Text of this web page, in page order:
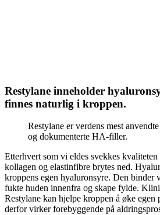
Restylane inneholder
finnes naturlig i kroppen.
Restylane er verdens mest anvendte
og dokumenterte HA-filler.
Etterhvert som vi eldes svekkes
kollagen og elastinfibre brytes ned.
kroppens egen hyaluronsyre. Den binder
fukte huden innenfra og skape fylde.
Restylane kan hjelpe kroppen å øke
derfor virker forebyggende på